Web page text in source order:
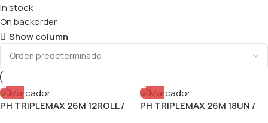
In stock
On backorder
Show column
PH TRIPLEMAX 26M 12ROLL /
PH TRIPLEMAX 26M 18UN /